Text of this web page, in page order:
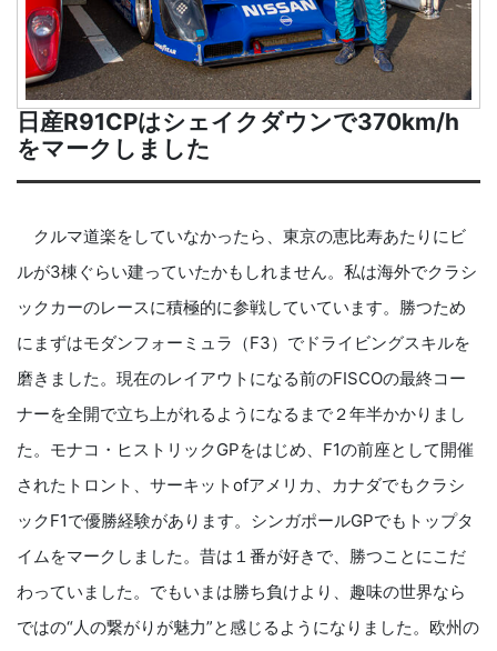
日産R91CPはシェイクダウンで370km/h
をマークしました
クルマ道楽をしていなかったら、東京の恵比寿あたりにビ
ルが3棟ぐらい建っていたかもしれません。私は海外でクラシ
ックカーのレースに積極的に参戦していています。勝つため
にまずはモダンフォーミュラ（F3）でドライビングスキルを
磨きました。現在のレイアウトになる前のFISCOの最終コー
ナーを全開で立ち上がれるようになるまで２年半かかりまし
た。モナコ・ヒストリックGPをはじめ、F1の前座として開催
されたトロント、サーキットofアメリカ、カナダでもクラシ
ックF1で優勝経験があります。シンガポールGPでもトップタ
イムをマークしました。昔は１番が好きで、勝つことにこだ
わっていました。でもいまは勝ち負けより、趣味の世界なら
ではの“人の繋がりが魅力”と感じるようになりました。欧州の